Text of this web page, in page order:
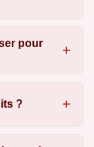
pour
?